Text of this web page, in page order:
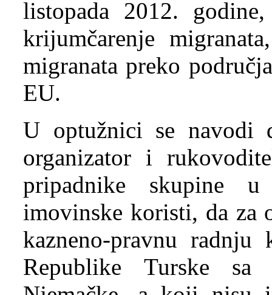
listopada 2012.
krijumčarenje
migranata preko
EU.
U optužnici se navodi
organizator i
pripadnike skupine
imovinske koristi, da za
kazneno-pravnu radnju
Republike Turske